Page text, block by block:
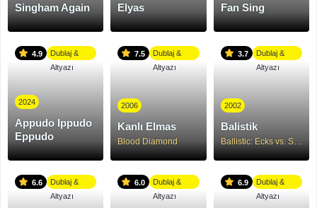
Singham Again Elyas Fan Sing
4.9
Dublaj &
Altyazı
2024
Appudo Ippudo
Eppudo
7.5
Dublaj &
Altyazı
2006
Kanlı Elmas
Blood Diamond
3.7
Dublaj &
Altyazı
2002
Balistik
Ballistic: Ecks vs. Sever
6.6
Dublaj &
Altyazı
6.0
Dublaj &
Altyazı
6.9
Dublaj &
Altyazı